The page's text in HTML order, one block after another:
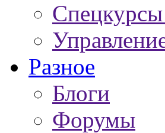
Разное
Блоги
Форумы